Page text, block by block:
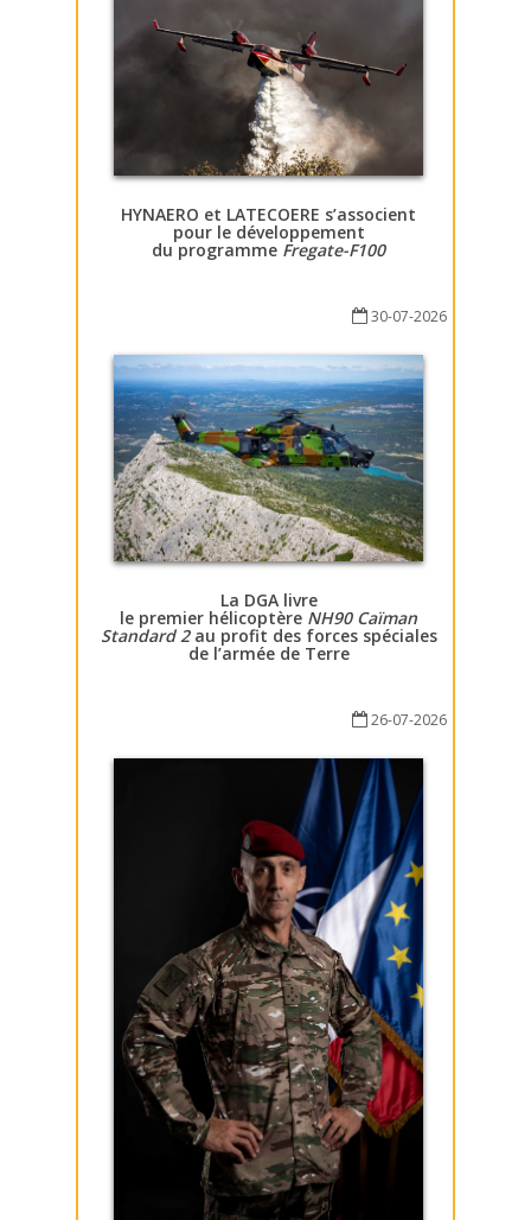
HYNAERO et LATECOERE s’associent
pour le développement
du programme Fregate-F100
30-07-2026
La DGA livre
le premier hélicoptère NH90 Caïman
Standard 2au profit des forces spéciales
de l’armée de Terre
26-07-2026